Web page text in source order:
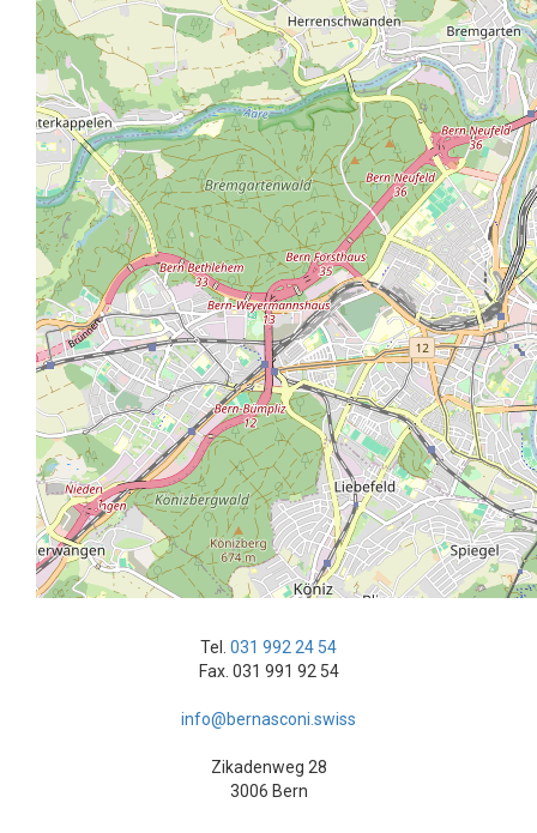
Tel. 031 992 24 54
Fax. 031 991 92 54
info@bernasconi.swiss
Zikadenweg 28
3006 Bern